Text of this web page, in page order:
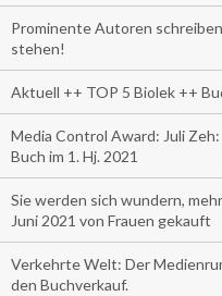
Prominente Autoren
stehen!
Aktuell ++ TOP 5 Biolek ++
Media Control Award: Juli
Buch im 1. Hj. 2021
Sie werden sich wundern,
Juni 2021 von Frauen gekauft
Verkehrte Welt: Der
den Buchverkauf.